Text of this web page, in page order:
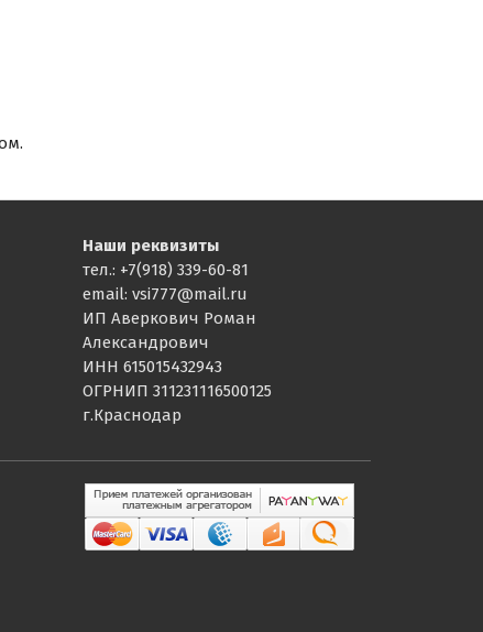
Наши реквизиты
тел.: +7(918) 339-60-81
email: vsi777@mail.ru
ИП Аверкович Роман
Александрович
ИНН 615015432943
ОГРНИП 311231116500125
г.Краснодар